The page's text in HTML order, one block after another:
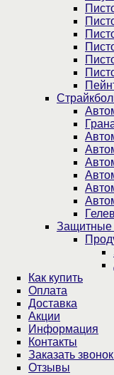
Защитные
Как купить
Оплата
Доставка
Акции
Информация
Контакты
Заказать
Отзывы